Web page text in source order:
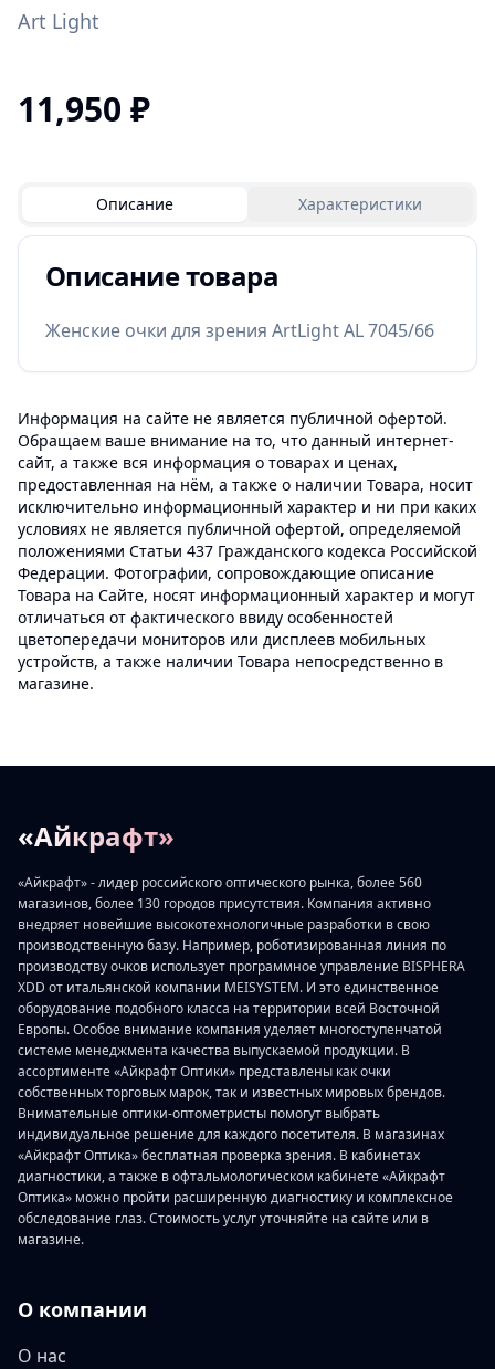
Art Light
11,950 ₽
Описание Характеристики
Описание товара
Женские очки для зрения ArtLight AL 7045/66
Информация на сайте не является публичной офертой.
Обращаем ваше внимание на то, что данный интернет-
сайт, а также вся информация о товарах и ценах,
предоставленная на нём, а также о наличии Товара, носит
исключительно информационный характер и ни при каких
условиях не является публичной офертой, определяемой
положениями Статьи 437 Гражданского кодекса Российской
Федерации. Фотографии, сопровождающие описание
Товара на Сайте, носят информационный характер и могут
отличаться от фактического ввиду особенностей
цветопередачи мониторов или дисплеев мобильных
устройств, а также наличии Товара непосредственно в
магазине.
«Айкрафт»
«Айкрафт» - лидер российского оптического рынка, более 560
магазинов, более 130 городов присутствия. Компания активно
внедряет новейшие высокотехнологичные разработки в свою
производственную базу. Например, роботизированная линия по
производству очков использует программное управление BISPHERA
XDD от итальянской компании MEISYSTEM. И это единственное
оборудование подобного класса на территории всей Восточной
Европы. Особое внимание компания уделяет многоступенчатой
системе менеджмента качества выпускаемой продукции. В
ассортименте «Айкрафт Оптики» представлены как очки
собственных торговых марок, так и известных мировых брендов.
Внимательные оптики-оптометристы помогут выбрать
индивидуальное решение для каждого посетителя. В магазинах
«Айкрафт Оптика» бесплатная проверка зрения. В кабинетах
диагностики, а также в офтальмологическом кабинете «Айкрафт
Оптика» можно пройти расширенную диагностику и комплексное
обследование глаз. Стоимость услуг уточняйте на сайте или в
магазине.
О компании
О нас